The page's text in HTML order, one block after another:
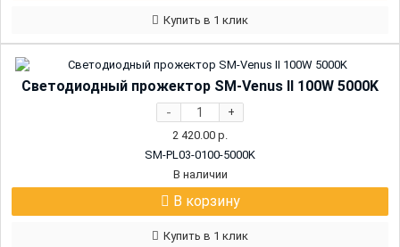
Купить в 1 клик
Светодиодный прожектор SM-Venus II 100W 5000K
- +
2 420.00 р.
SM-PL03-0100-5000K
В наличии
В корзину
Купить в 1 клик